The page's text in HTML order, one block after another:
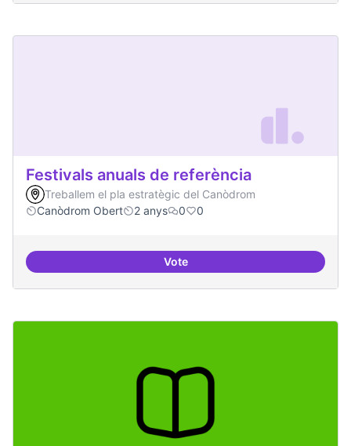
Festivals anuals de referència
Treballem el pla estratègic del Canòdrom
Canòdrom Obert
2 anys 0 0
VoteFestivals anuals de referència